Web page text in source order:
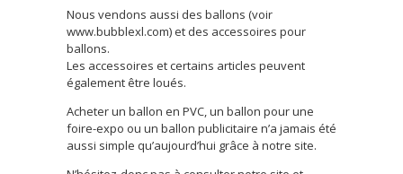
Nous vendons aussi des ballons (voir
www.bubblexl.com) et des accessoires pour
ballons.
Les accessoires et certains articles peuvent
également être loués.
Acheter un ballon en PVC, un ballon pour une
foire-expo ou un ballon publicitaire n’a jamais été
aussi simple qu’aujourd’hui grâce à notre site.